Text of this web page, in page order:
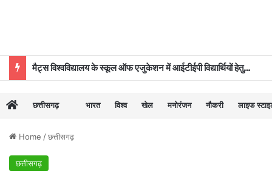
मैट्स विश्वविद्यालय के स्कूल ऑफ एजुकेशन में आईटीईपी विद्यार्थियों हेतु ‘दीक्षारंभ–2026’ का शुभारंभ
छत्तीसगढ़ भारत विश्व खेल मनोरंजन नौकरी लाइफ
Home /छत्तीसगढ़
छत्तीसगढ़